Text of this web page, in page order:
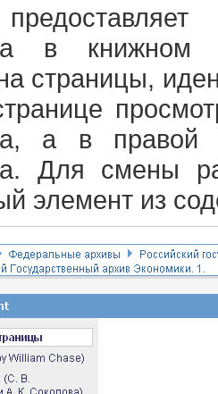
в
страницы,
а в правой
Для смены
элемент из